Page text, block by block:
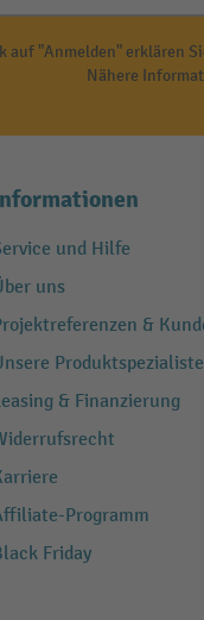
auf "Anmelden" erklären
Nähere
und Hilfe
uns
&
& Finanzierung
Programm
Friday